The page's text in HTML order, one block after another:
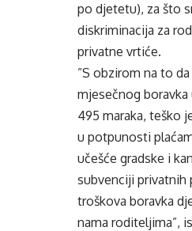
po djetetu), za što
diskriminacija za
privatne vrtiće.
”S obzirom na to
mjesečnog
495 maraka, teško
u potpunosti
učešće gradske i
subvenciji privatnih
troškova boravka
nama roditeljima”,